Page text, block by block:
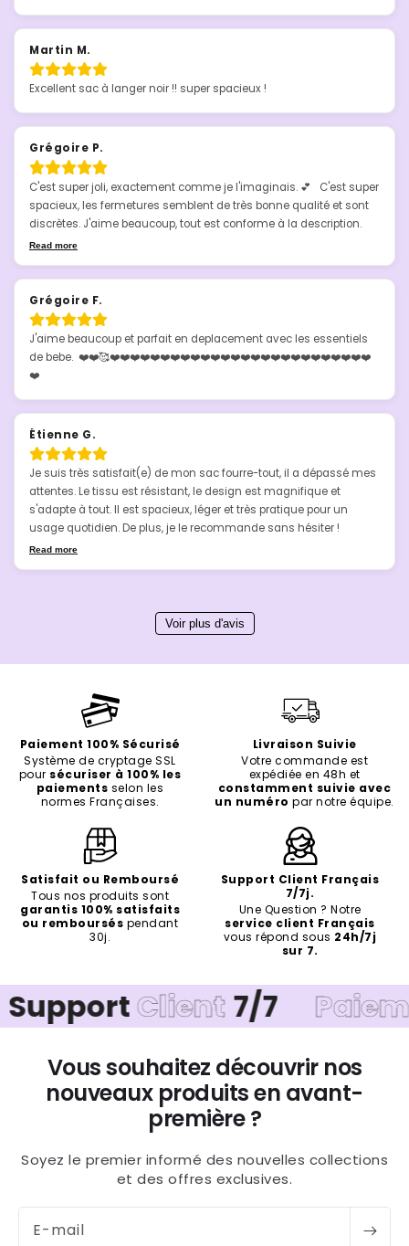
Martin M.
Excellent sac à langer noir !! super spacieux !
Grégoire P.
C'est super joli, exactement comme je l'imaginais. 💕   C'est super
spacieux, les fermetures semblent de très bonne qualité et sont
discrètes. J'aime beaucoup, tout est conforme à la description.
Read more
Grégoire F.
J'aime beaucoup et parfait en deplacement avec les essentiels
de bebe.  ❤️❤️🥰❤️❤️❤️❤️❤️❤️❤️❤️❤️❤️❤️❤️❤️❤️❤️❤️❤️❤️❤️❤️❤️❤️❤️❤️❤️❤️
❤️
Étienne G.
Je suis très satisfait(e) de mon sac fourre-tout, il a dépassé mes
attentes. Le tissu est résistant, le design est magnifique et
s'adapte à tout. Il est spacieux, léger et très pratique pour un
usage quotidien. De plus, je le recommande sans hésiter !
Read more
Voir plus d'avis
Paiement 100% Sécurisé
Système de cryptage SSL
pour sécuriser à 100% les
paiements selon les
normes Françaises.
Livraison Suivie
Votre commande est
expédiée en 48h et
constamment suivie avec
un numéro par notre équipe.
Satisfait ou Remboursé
Tous nos produits sont
garantis 100% satisfaits
ou remboursés pendant
30j.
Support Client Français
7/7j.
Une Question ? Notre
service client Français
vous répond sous 24h/7j
sur 7.
Client 7/7 Paiement
Vous souhaitez découvrir nos
nouveaux produits en avant-
première ?
Soyez le premier informé des nouvelles collections
et des offres exclusives.
E-mail